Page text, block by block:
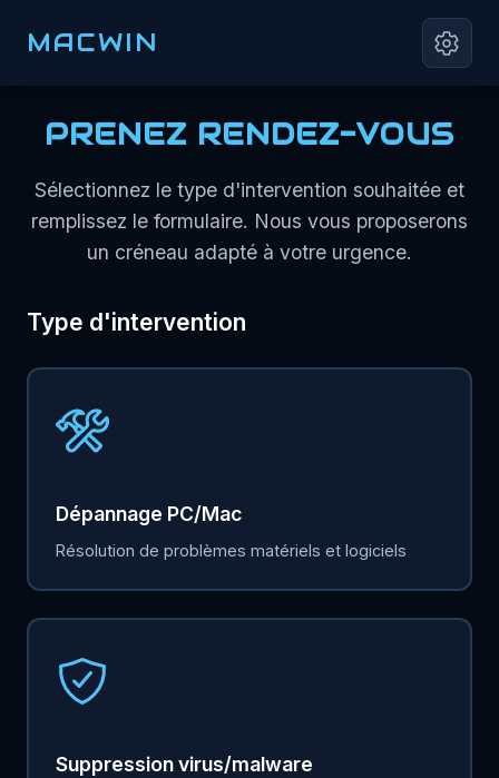
MACWIN
PRENEZ RENDEZ-VOUS
Sélectionnez le type d'intervention souhaitée et
remplissez le formulaire. Nous vous proposerons
un créneau adapté à votre urgence.
Type d'intervention
Dépannage PC/Mac
Résolution de problèmes matériels et logiciels
Suppression virus/malware